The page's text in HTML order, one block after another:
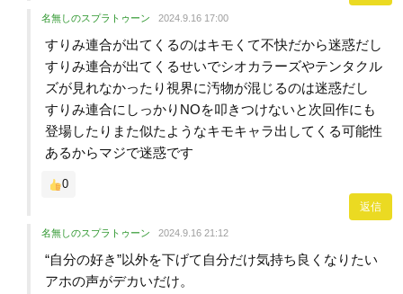
名無しのスプラトゥーン 2024.9.16 17:00
すりみ連合が出てくるのはキモくて不快だから迷惑だし
すりみ連合が出てくるせいでシオカラーズやテンタクル
ズが見れなかったり視界に汚物が混じるのは迷惑だし
すりみ連合にしっかりNOを叩きつけないと次回作にも
登場したりまた似たようなキモキャラ出してくる可能性
あるからマジで迷惑です
0
返信
名無しのスプラトゥーン 2024.9.16 21:12
“自分の好き”以外を下げて自分だけ気持ち良くなりたい
アホの声がデカいだけ。